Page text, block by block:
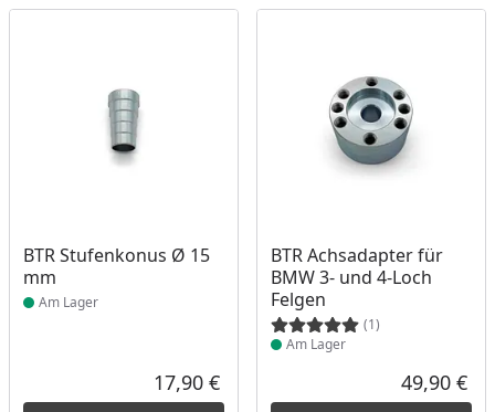
BTR Stufenkonus Ø 15
mm
Produkt am Lager
Am Lager
Aktueller Preis
17,90 €
BTR Achsadapter für
BMW 3- und 4-Loch
Felgen
(1)
Produkt am Lager
Am Lager
49,90 €